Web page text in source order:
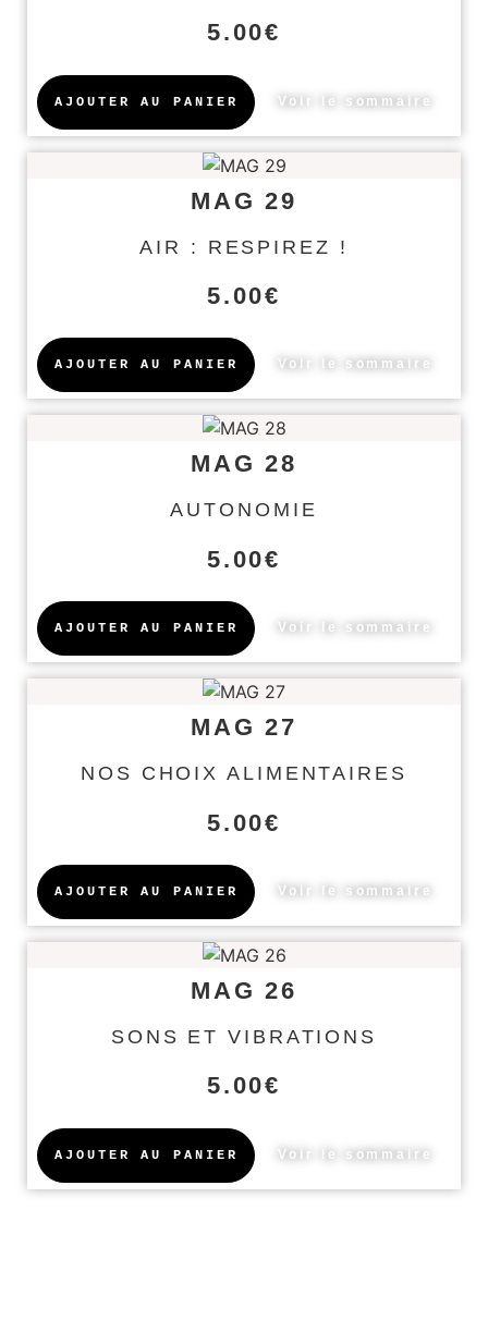
5.00€
AJOUTER AU PANIER Voir le sommaire
MAG 29
AIR : RESPIREZ !
5.00€
AJOUTER AU PANIER Voir le sommaire
MAG 28
AUTONOMIE
5.00€
AJOUTER AU PANIER Voir le sommaire
MAG 27
NOS CHOIX ALIMENTAIRES
5.00€
AJOUTER AU PANIER Voir le sommaire
MAG 26
SONS ET VIBRATIONS
5.00€
AJOUTER AU PANIER Voir le sommaire